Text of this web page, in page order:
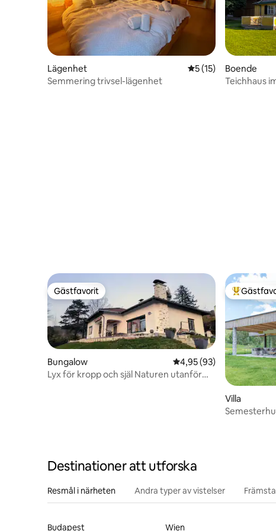
Lägenhet 5 av 5 i
5 (15)
Semmering trivsel-lägenhet
Boende
Teichhaus
Gästfavorit
Gästfavorit
Bungalow 4,95 av 5 i
4,95 (93)
Lyx för kropp och själ Naturen utanför
Populär
Villa
Destinationer att utforska
Resmål i närheten Andra typer av vistelser
Budapest Wien